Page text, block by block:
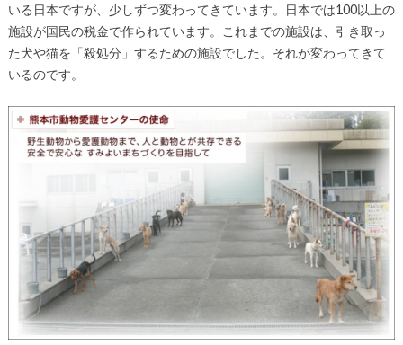
いる日本ですが、少しずつ変わってきています。日本では100以上の
施設が国民の税金で作られています。これまでの施設は、引き取っ
た犬や猫を「殺処分」するための施設でした。それが変わってきて
いるのです。